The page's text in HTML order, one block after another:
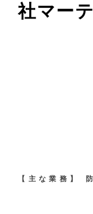
社マー
【 主 な 業 務 】